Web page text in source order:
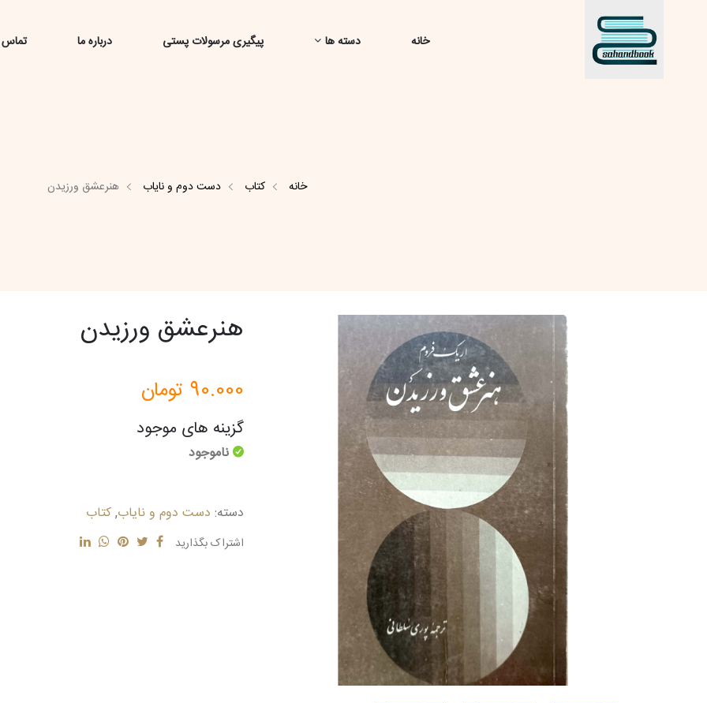
خانه دسته ها پیگیری مرسولات پستی درباره ما تماس
خانه کتاب دست دوم و نایاب هنرعشق ورزیدن
هنرعشق ورزیدن
90.000 تومان
گزینه های موجود
ناموجود
دسته: دست دوم و نایاب,کتاب
اشتراک بگذارید